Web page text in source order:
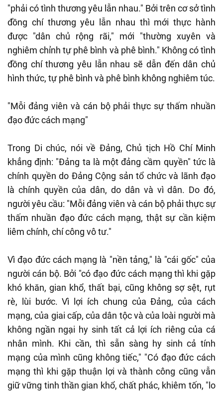
"phải có tình thương yêu lẫn nhau." Bởi trên cơ sở tình
đồng chí thương yêu lẫn nhau thì mới thực hành
được "dân chủ rộng rãi," mới "thường xuyên và
nghiêm chỉnh tự phê bình và phê bình." Không có tình
đồng chí thương yêu lẫn nhau sẽ dẫn đến dân chủ
hình thức, tự phê bình và phê bình không nghiêm túc.
"Mỗi đảng viên và cán bộ phải thực sự thấm nhuần
đạo đức cách mạng"
Trong Di chúc, nói về Đảng, Chủ tịch Hồ Chí Minh
khẳng định: "Đảng ta là một đảng cầm quyền" tức là
chính quyền do Đảng Cộng sản tổ chức và lãnh đạo
là chính quyền của dân, do dân và vì dân. Do đó,
người yêu cầu: "Mỗi đảng viên và cán bộ phải thực sự
thấm nhuần đạo đức cách mạng, thật sự cần kiệm
liêm chính, chí công vô tư."
Vì đạo đức cách mạng là "nền tảng," là "cái gốc" của
người cán bộ. Bởi "có đạo đức cách mạng thì khi gặp
khó khăn, gian khổ, thất bại, cũng không sợ sệt, rụt
rè, lùi bước. Vì lợi ích chung của Đảng, của cách
mạng, của giai cấp, của dân tộc và của loài người mà
không ngần ngại hy sinh tất cả lợi ích riêng của cá
nhân mình. Khi cần, thì sẵn sàng hy sinh cả tính
mạng của mình cũng không tiếc," "Có đạo đức cách
mạng thì khi gặp thuận lợi và thành công cũng vẫn
giữ vững tinh thần gian khổ, chất phác, khiêm tốn, "lo